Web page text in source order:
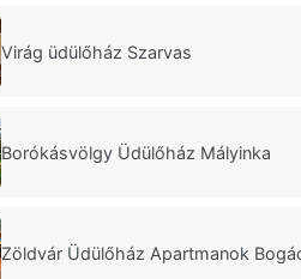
Virág üdülőház Szarvas
Borókásvölgy Üdülőház Mályinka
Zöldvár Üdülőház Apartmanok